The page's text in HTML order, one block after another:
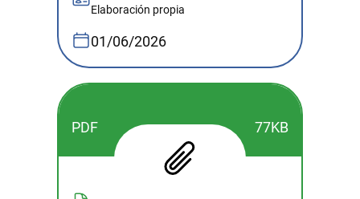
Elaboración propia
01/06/2026
PDF 77KB